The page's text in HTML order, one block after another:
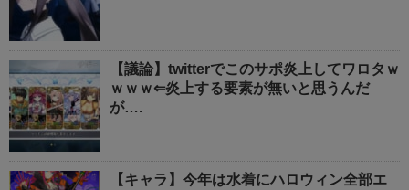
【議論】twitterでこのサポ炎上してワロタｗ
ｗｗｗ⇐炎上する要素が無いと思うんだ
が….
【キャラ】今年は水着にハロウィン全部エ